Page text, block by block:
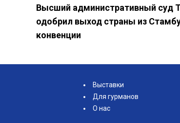
Высший административный суд
одобрил выход страны из
конвенции
Выставки
Для гурманов
О нас